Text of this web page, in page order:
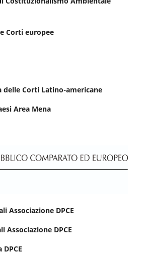
Corti europee
delle Corti Latino-americane
Area Mena
Associazione DPCE
Associazione DPCE